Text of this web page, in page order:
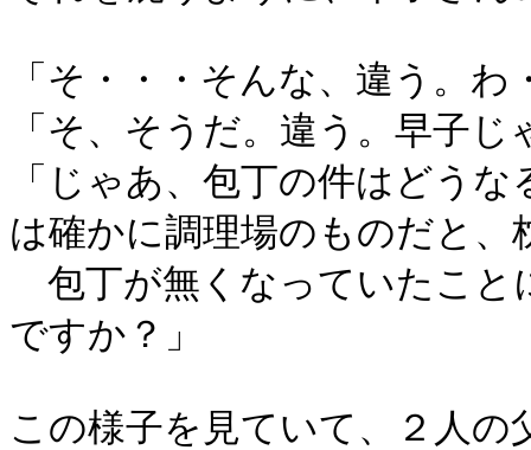
「そ・・・そんな、違う。
「そ、そうだ。違う。早子じ
「じゃあ、包丁の件はどう
は確かに調理場のものだと
包丁が無くなっていたこと
ですか？」
この様子を見ていて、２人